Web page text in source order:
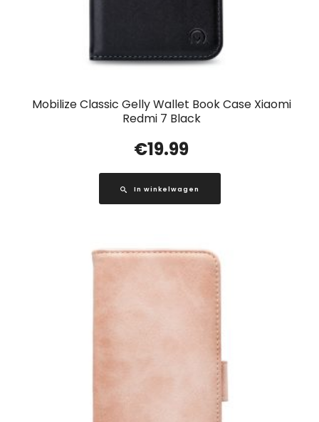
Mobilize Classic Gelly Wallet Book Case Xiaomi
Redmi 7 Black
€19.99
In winkelwagen